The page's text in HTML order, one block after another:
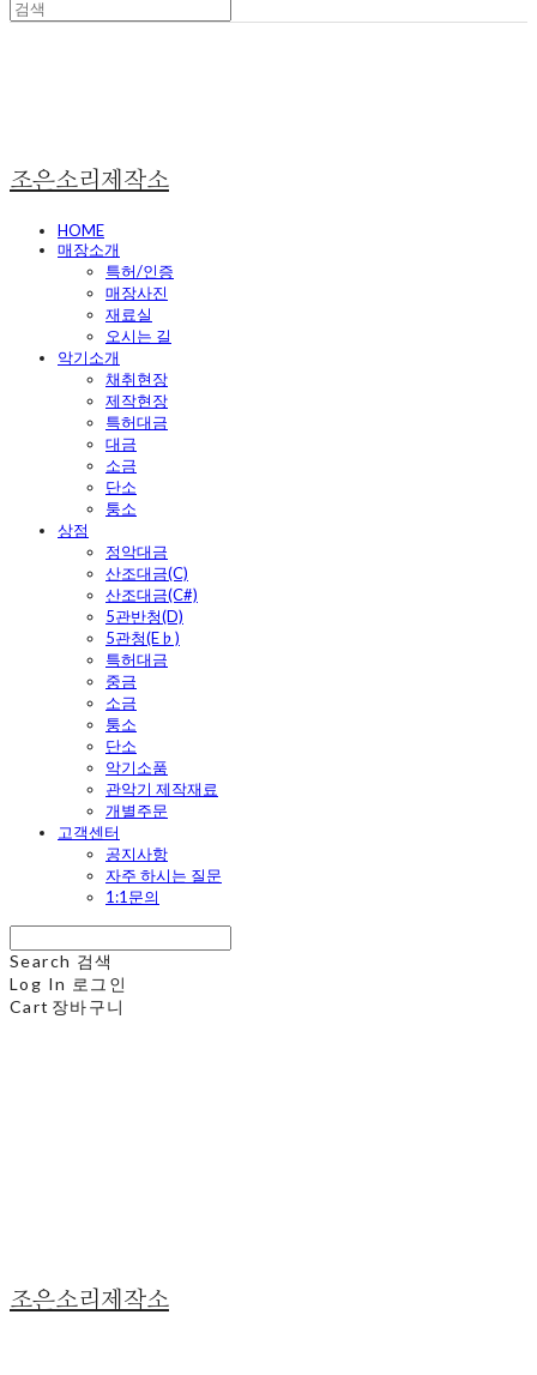
조은소리제작소
HOME
매장소개
특허/인증
매장사진
재료실
오시는 길
악기소개
채취현장
제작현장
특허대금
대금
소금
단소
퉁소
상점
정악대금
산조대금(C)
산조대금(C#)
5관반청(D)
5관청(E♭)
특허대금
중금
소금
퉁소
단소
악기소품
관악기 제작재료
개별주문
고객센터
공지사항
자주 하시는 질문
1:1문의
Search 검색
Log In 로그인
Cart 장바구니
조은소리제작소